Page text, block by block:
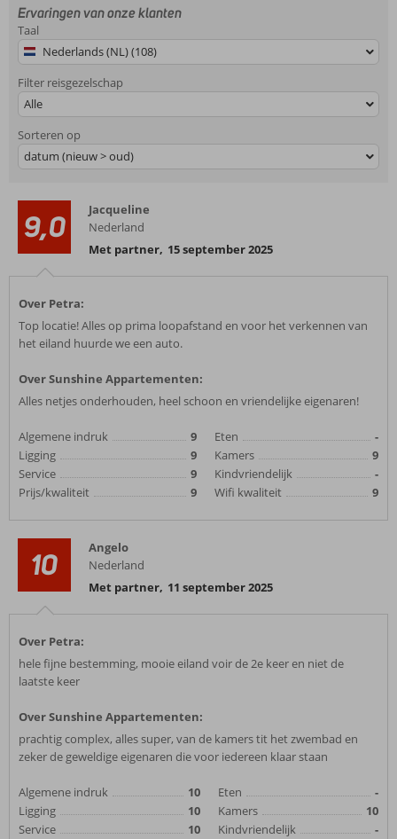
Ervaringen van onze klanten
Taal
Nederlands (NL) (108)
Filter reisgezelschap
Alle
Sorteren op
datum (nieuw > oud)
9,0
Jacqueline
Nederland
Met partner, 15 september 2025
Over Petra:
Top locatie! Alles op prima loopafstand en voor het verkennen van
het eiland huurde we een auto.
Over Sunshine Appartementen:
Alles netjes onderhouden, heel schoon en vriendelijke eigenaren!
Algemene indruk
9
Ligging
9
Service
9
Prijs/kwaliteit
9
Eten
-
Kamers
9
Kindvriendelijk
-
Wifi kwaliteit
9
10
Angelo
Nederland
Met partner, 11 september 2025
Over Petra:
hele fijne bestemming, mooie eiland voir de 2e keer en niet de
laatste keer
Over Sunshine Appartementen:
prachtig complex, alles super, van de kamers tit het zwembad en
zeker de geweldige eigenaren die voor iedereen klaar staan
Algemene indruk
10
Ligging
10
Service
10
Eten
-
Kamers
10
Kindvriendelijk
-